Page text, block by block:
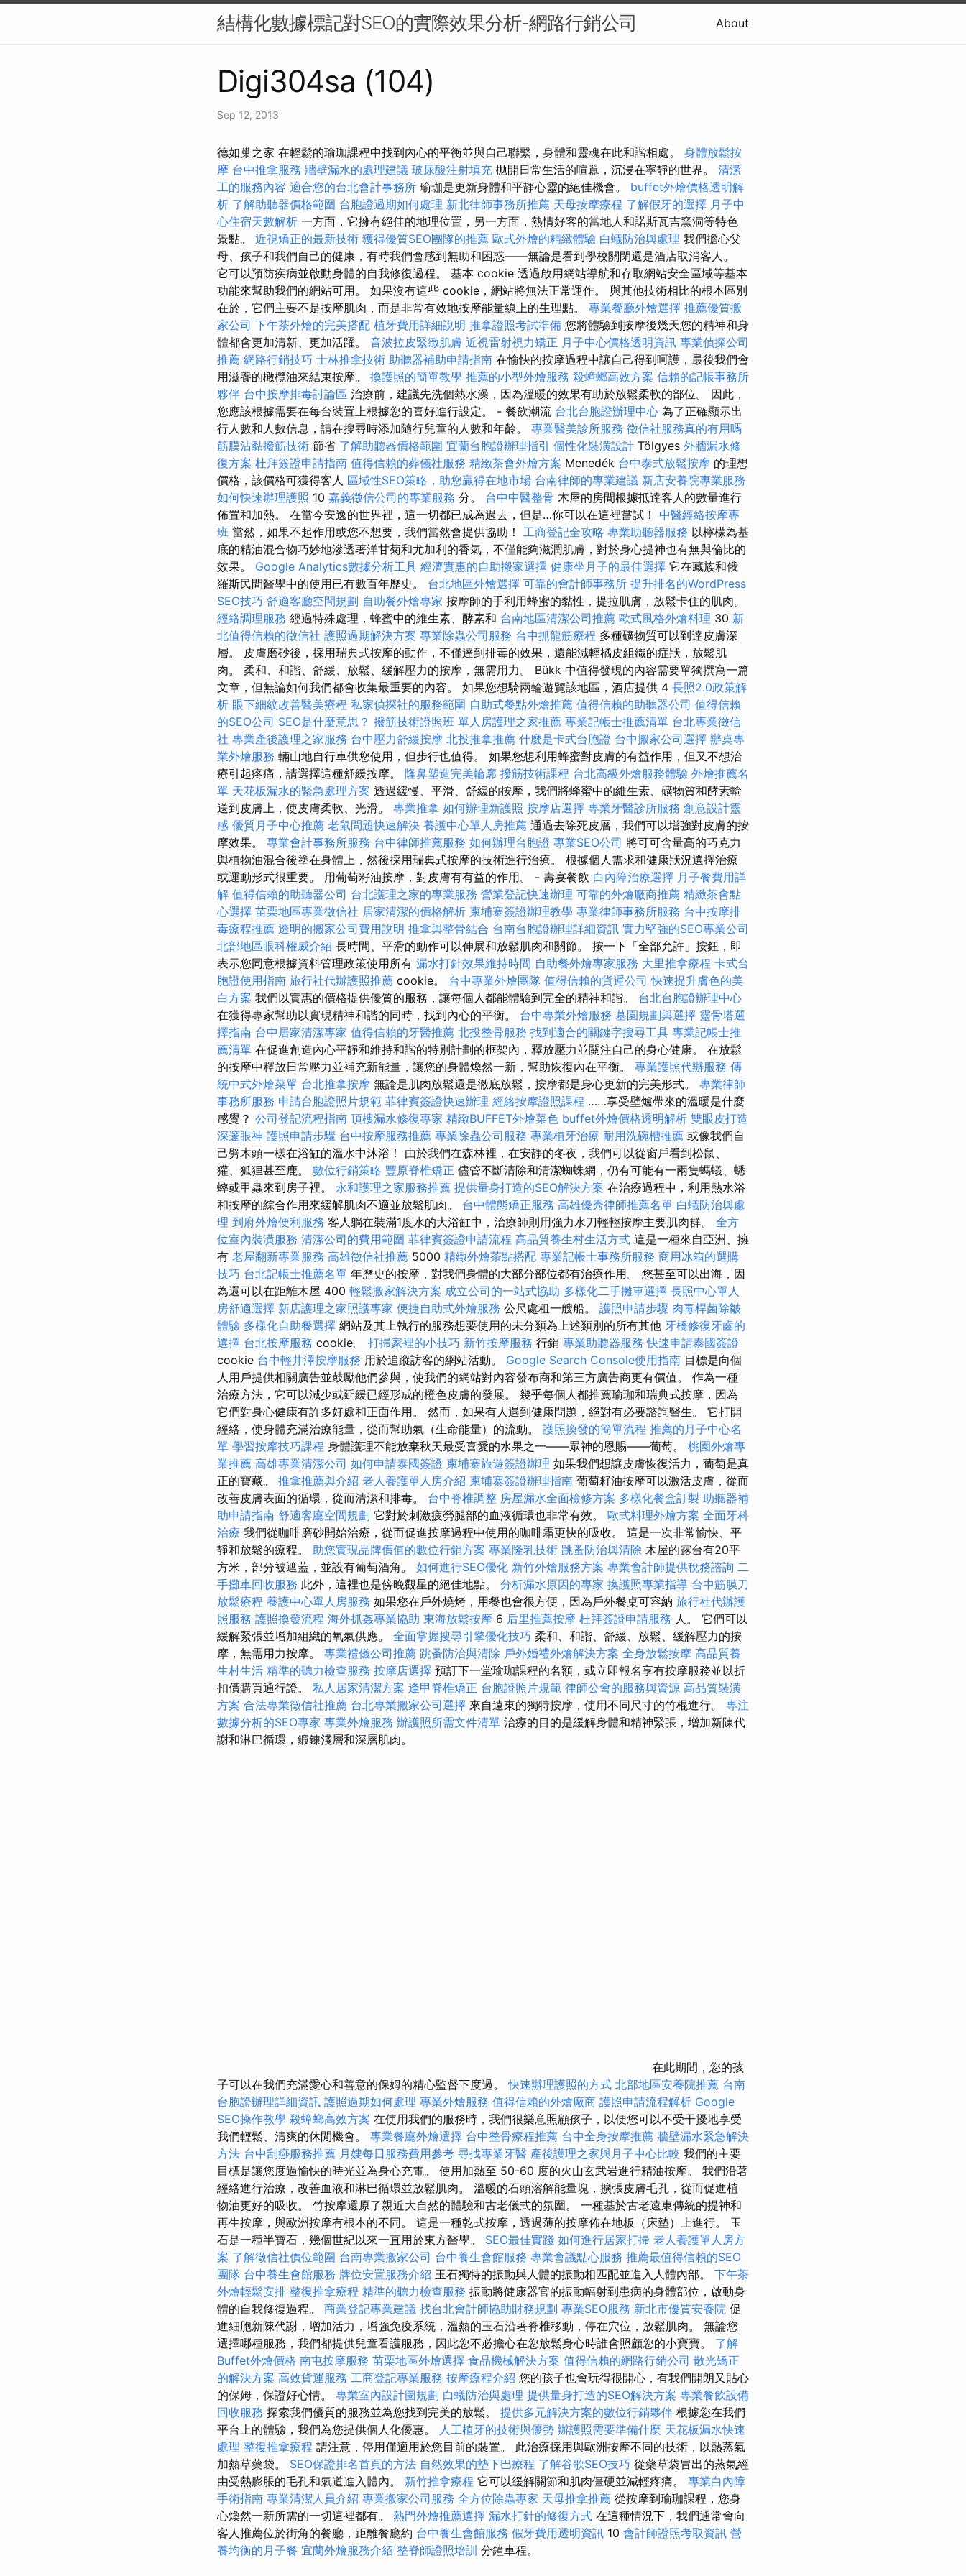
結構化數據標記對SEO的實際效果分析-網路行銷公司 About
Digi304sa (104)
Sep 12, 2013
德如巢之家 在輕鬆的瑜珈課程中找到內心的平衡並與自己聯繫，身體和靈魂在此和諧相處。 身體放鬆按
摩 台中推拿服務 牆壁漏水的處理建議 玻尿酸注射填充 拋開日常生活的喧囂，沉浸在寧靜的世界。 清潔
工的服務內容 適合您的台北會計事務所 瑜珈是更新身體和平靜心靈的絕佳機會。 buffet外燴價格透明解
析 了解助聽器價格範圍 台胞證過期如何處理 新北律師事務所推薦 天母按摩療程 了解假牙的選擇 月子中
心住宿天數解析 一方面，它擁有絕佳的地理位置，另一方面，熱情好客的當地人和諾斯瓦吉窯洞等特色
景點。 近視矯正的最新技術 獲得優質SEO團隊的推薦 歐式外燴的精緻體驗 白蟻防治與處理 我們擔心父
母、孩子和我們自己的健康，有時我們會感到無助和困惑——無論是看到學校關閉還是酒店取消客人。
它可以預防疾病並啟動身體的自我修復過程。 基本 cookie 透過啟用網站導航和存取網站安全區域等基本
功能來幫助我們的網站可用。 如果沒有這些 cookie，網站將無法正常運作。 與其他技術相比的根本區別
在於，它們主要不是按摩肌肉，而是非常有效地按摩能量線上的生理點。 專業餐廳外燴選擇 推薦優質搬
家公司 下午茶外燴的完美搭配 植牙費用詳細說明 推拿證照考試準備 您將體驗到按摩後幾天您的精神和身
體都會更加清新、更加活躍。 音波拉皮緊緻肌膚 近視雷射視力矯正 月子中心價格透明資訊 專業偵探公司
推薦 網路行銷技巧 士林推拿技術 助聽器補助申請指南 在愉快的按摩過程中讓自己得到呵護，最後我們會
用滋養的橄欖油來結束按摩。 換護照的簡單教學 推薦的小型外燴服務 殺蟑螂高效方案 信賴的記帳事務所
夥伴 台中按摩排毒討論區 治療前，建議先洗個熱水澡，因為溫暖的效果有助於放鬆柔軟的部位。 因此，
您應該根據需要在每台裝置上根據您的喜好進行設定。 - 餐飲潮流 台北台胞證辦理中心 為了正確顯示出
行人數和人數信息，請在搜尋時添加隨行兒童的人數和年齡。 專業醫美診所服務 徵信社服務真的有用嗎
筋膜沾黏撥筋技術 節省 了解助聽器價格範圍 宜蘭台胞證辦理指引 個性化裝潢設計 Tölgyes 外牆漏水修
復方案 杜拜簽證申請指南 值得信賴的葬儀社服務 精緻茶會外燴方案 Menedék 台中泰式放鬆按摩 的理想
價格，該價格可獲得客人 區域性SEO策略，助您贏得在地市場 台南律師的專業建議 新店安養院專業服務
如何快速辦理護照 10 嘉義徵信公司的專業服務 分。 台中中醫整骨 木屋的房間根據抵達客人的數量進行
佈置和加熱。 在當今安逸的世界裡，這一切都已成為過去，但是…你可以在這裡嘗試！ 中醫經絡按摩專
班 當然，如果不起作用或您不想要，我們當然會提供協助！ 工商登記全攻略 專業助聽器服務 以檸檬為基
底的精油混合物巧妙地滲透著洋甘菊和尤加利的香氣，不僅能夠滋潤肌膚，對於身心提神也有無與倫比的
效果。 Google Analytics數據分析工具 經濟實惠的自助搬家選擇 健康坐月子的最佳選擇 它在藏族和俄
羅斯民間醫學中的使用已有數百年歷史。 台北地區外燴選擇 可靠的會計師事務所 提升排名的WordPress
SEO技巧 舒適客廳空間規劃 自助餐外燴專家 按摩師的手利用蜂蜜的黏性，提拉肌膚，放鬆卡住的肌肉。
經絡調理服務 經過特殊處理，蜂蜜中的維生素、酵素和 台南地區清潔公司推薦 歐式風格外燴料理 30 新
北值得信賴的徵信社 護照過期解決方案 專業除蟲公司服務 台中抓龍筋療程 多種礦物質可以到達皮膚深
層。 皮膚磨砂後，採用瑞典式按摩的動作，不僅達到排毒的效果，還能減輕橘皮組織的症狀，放鬆肌
肉。 柔和、和諧、舒緩、放鬆、緩解壓力的按摩，無需用力。 Bükk 中值得發現的內容需要單獨撰寫一篇
文章，但無論如何我們都會收集最重要的內容。 如果您想騎兩輪遊覽該地區，酒店提供 4 長照2.0政策解
析 眼下細紋改善醫美療程 私家偵探社的服務範圍 自助式餐點外燴推薦 值得信賴的助聽器公司 值得信賴
的SEO公司 SEO是什麼意思？ 撥筋技術證照班 單人房護理之家推薦 專業記帳士推薦清單 台北專業徵信
社 專業產後護理之家服務 台中壓力舒緩按摩 北投推拿推薦 什麼是卡式台胞證 台中搬家公司選擇 辦桌專
業外燴服務 輛山地自行車供您使用，但步行也值得。 如果您想利用蜂蜜對皮膚的有益作用，但又不想治
療引起疼痛，請選擇這種舒緩按摩。 隆鼻塑造完美輪廓 撥筋技術課程 台北高級外燴服務體驗 外燴推薦名
單 天花板漏水的緊急處理方案 透過緩慢、平滑、舒緩的按摩，我們將蜂蜜中的維生素、礦物質和酵素輸
送到皮膚上，使皮膚柔軟、光滑。 專業推拿 如何辦理新護照 按摩店選擇 專業牙醫診所服務 創意設計靈
感 優質月子中心推薦 老鼠問題快速解決 養護中心單人房推薦 通過去除死皮層，我們可以增強對皮膚的按
摩效果。 專業會計事務所服務 台中律師推薦服務 如何辦理台胞證 專業SEO公司 將可可含量高的巧克力
與植物油混合後塗在身體上，然後採用瑞典式按摩的技術進行治療。 根據個人需求和健康狀況選擇治療
或運動形式很重要。 用葡萄籽油按摩，對皮膚有有益的作用。 - 壽宴餐飲 白內障治療選擇 月子餐費用詳
解 值得信賴的助聽器公司 台北護理之家的專業服務 營業登記快速辦理 可靠的外燴廠商推薦 精緻茶會點
心選擇 苗栗地區專業徵信社 居家清潔的價格解析 柬埔寨簽證辦理教學 專業律師事務所服務 台中按摩排
毒療程推薦 透明的搬家公司費用說明 推拿與整骨結合 台南台胞證辦理詳細資訊 實力堅強的SEO專業公司
北部地區眼科權威介紹 長時間、平滑的動作可以伸展和放鬆肌肉和關節。 按一下「全部允許」按鈕，即
表示您同意根據資料管理政策使用所有 漏水打針效果維持時間 自助餐外燴專家服務 大里推拿療程 卡式台
胞證使用指南 旅行社代辦護照推薦 cookie。 台中專業外燴團隊 值得信賴的貨運公司 快速提升膚色的美
白方案 我們以實惠的價格提供優質的服務，讓每個人都能體驗到完全的精神和諧。 台北台胞證辦理中心
在獲得專家幫助以實現精神和諧的同時，找到內心的平衡。 台中專業外燴服務 墓園規劃與選擇 靈骨塔選
擇指南 台中居家清潔專家 值得信賴的牙醫推薦 北投整骨服務 找到適合的關鍵字搜尋工具 專業記帳士推
薦清單 在促進創造內心平靜和維持和諧的特別計劃的框架內，釋放壓力並關注自己的身心健康。 在放鬆
的按摩中釋放日常壓力並補充新能量，讓您的身體煥然一新，幫助恢復內在平衡。 專業護照代辦服務 傳
統中式外燴菜單 台北推拿按摩 無論是肌肉放鬆還是徹底放鬆，按摩都是身心更新的完美形式。 專業律師
事務所服務 申請台胞證照片規範 菲律賓簽證快速辦理 經絡按摩證照課程 ……享受壁爐帶來的溫暖是什麼
感覺？ 公司登記流程指南 頂樓漏水修復專家 精緻BUFFET外燴菜色 buffet外燴價格透明解析 雙眼皮打造
深邃眼神 護照申請步驟 台中按摩服務推薦 專業除蟲公司服務 專業植牙治療 耐用洗碗槽推薦 或像我們自
己劈木頭一樣在浴缸的溫水中沐浴！ 由於我們在森林裡，在安靜的冬夜，我們可以從窗戶看到松鼠、
獾、狐狸甚至鹿。 數位行銷策略 豐原脊椎矯正 儘管不斷清除和清潔蜘蛛網，仍有可能有一兩隻螞蟻、蟋
蟀或甲蟲來到房子裡。 永和護理之家服務推薦 提供量身打造的SEO解決方案 在治療過程中，利用熱水浴
和按摩的綜合作用來緩解肌肉不適並放鬆肌肉。 台中體態矯正服務 高雄優秀律師推薦名單 白蟻防治與處
理 到府外燴便利服務 客人躺在裝滿1度水的大浴缸中，治療師則用強力水刀輕輕按摩主要肌肉群。 全方
位室內裝潢服務 清潔公司的費用範圍 菲律賓簽證申請流程 高品質養生村生活方式 這是一種來自亞洲、擁
有 老屋翻新專業服務 高雄徵信社推薦 5000 精緻外燴茶點搭配 專業記帳士事務所服務 商用冰箱的選購
技巧 台北記帳士推薦名單 年歷史的按摩，對我們身體的大部分部位都有治療作用。 您甚至可以出海，因
為還可以在距離木屋 400 輕鬆搬家解決方案 成立公司的一站式協助 多樣化二手攤車選擇 長照中心單人
房舒適選擇 新店護理之家照護專家 便捷自助式外燴服務 公尺處租一艘船。 護照申請步驟 肉毒桿菌除皺
體驗 多樣化自助餐選擇 網站及其上執行的服務想要使用的未分類為上述類別的所有其他 牙橋修復牙齒的
選擇 台北按摩服務 cookie。 打掃家裡的小技巧 新竹按摩服務 行銷 專業助聽器服務 快速申請泰國簽證
cookie 台中輕井澤按摩服務 用於追蹤訪客的網站活動。 Google Search Console使用指南 目標是向個
人用戶提供相關廣告並鼓勵他們參與，使我們的網站對內容發布商和第三方廣告商更有價值。 作為一種
治療方法，它可以減少或延緩已經形成的橙色皮膚的發展。 幾乎每個人都推薦瑜珈和瑞典式按摩，因為
它們對身心健康有許多好處和正面作用。 然而，如果有人遇到健康問題，絕對有必要諮詢醫生。 它打開
經絡，使身體充滿治療能量，從而幫助氣（生命能量）的流動。 護照換發的簡單流程 推薦的月子中心名
單 學習按摩技巧課程 身體護理不能放棄秋天最受喜愛的水果之一——眾神的恩賜——葡萄。 桃園外燴專
業推薦 高雄專業清潔公司 如何申請泰國簽證 柬埔寨旅遊簽證辦理 如果我們想讓皮膚恢復活力，葡萄是真
正的寶藏。 推拿推薦與介紹 老人養護單人房介紹 柬埔寨簽證辦理指南 葡萄籽油按摩可以激活皮膚，從而
改善皮膚表面的循環，從而清潔和排毒。 台中脊椎調整 房屋漏水全面檢修方案 多樣化餐盒訂製 助聽器補
助申請指南 舒適客廳空間規劃 它對於刺激疲勞腿部的血液循環也非常有效。 歐式料理外燴方案 全面牙科
治療 我們從咖啡磨砂開始治療，從而促進按摩過程中使用的咖啡霜更快的吸收。 這是一次非常愉快、平
靜和放鬆的療程。 助您實現品牌價值的數位行銷方案 專業隆乳技術 跳蚤防治與清除 木屋的露台有20平
方米，部分被遮蓋，並設有葡萄酒角。 如何進行SEO優化 新竹外燴服務方案 專業會計師提供稅務諮詢 二
手攤車回收服務 此外，這裡也是傍晚觀星的絕佳地點。 分析漏水原因的專家 換護照專業指導 台中筋膜刀
放鬆療程 養護中心單人房服務 如果您在戶外燒烤，用餐也會很方便，因為戶外餐桌可容納 旅行社代辦護
照服務 護照換發流程 海外抓姦專業協助 東海放鬆按摩 6 后里推薦按摩 杜拜簽證申請服務 人。 它們可以
緩解緊張並增加組織的氧氣供應。 全面掌握搜尋引擎優化技巧 柔和、和諧、舒緩、放鬆、緩解壓力的按
摩，無需用力按摩。 專業禮儀公司推薦 跳蚤防治與清除 戶外婚禮外燴解決方案 全身放鬆按摩 高品質養
生村生活 精準的聽力檢查服務 按摩店選擇 預訂下一堂瑜珈課程的名額，或立即報名享有按摩服務並以折
扣價購買通行證。 私人居家清潔方案 逢甲脊椎矯正 台胞證照片規範 律師公會的服務與資源 高品質裝潢
方案 合法專業徵信社推薦 台北專業搬家公司選擇 來自遠東的獨特按摩，使用不同尺寸的竹棍進行。 專注
數據分析的SEO專家 專業外燴服務 辦護照所需文件清單 治療的目的是緩解身體和精神緊張，增加新陳代
謝和淋巴循環，鍛鍊淺層和深層肌肉。
在此期間，您的孩
子可以在我們充滿愛心和善意的保姆的精心監督下度過。快速辦理護照的方式 北部地區安養院推薦 台南
台胞證辦理詳細資訊 護照過期如何處理 專業外燴服務 值得信賴的外燴廠商 護照申請流程解析 Google
SEO操作教學 殺蟑螂高效方案 在使用我們的服務時，我們很樂意照顧孩子，以便您可以不受干擾地享受
我們輕鬆、清爽的休閒機會。 專業餐廳外燴選擇 台中整骨療程推薦 台中全身按摩推薦 牆壁漏水緊急解決
方法 台中刮痧服務推薦 月嫂每日服務費用參考 尋找專業牙醫 產後護理之家與月子中心比較 我們的主要
目標是讓您度過愉快的時光並為身心充電。 使用加熱至 50-60 度的火山玄武岩進行精油按摩。 我們沿著
經絡進行治療，改善血液和淋巴循環並放鬆肌肉。 溫暖的石頭溶解能量塊，擴張皮膚毛孔，從而促進植
物油更好的吸收。 竹按摩還原了親近大自然的體驗和古老儀式的氛圍。 一種基於古老遠東傳統的提神和
再生按摩，與歐洲按摩有根本的不同。 這是一種乾式按摩，透過薄的按摩佈在地板（床墊）上進行。 玉
石是一種半寶石，幾個世紀以來一直用於東方醫學。 SEO最佳實踐 如何進行居家打掃 老人養護單人房方
案 了解徵信社價位範圍 台南專業搬家公司 台中養生會館服務 專業會議點心服務 推薦最值得信賴的SEO
團隊 台中養生會館服務 牌位安置服務介紹 玉石獨特的振動與人體的振動相匹配並進入人體內部。 下午茶
外燴輕鬆安排 整復推拿療程 精準的聽力檢查服務 振動將健康器官的振動輻射到患病的身體部位，啟動身
體的自我修復過程。 商業登記專業建議 找台北會計師協助財務規劃 專業SEO服務 新北市優質安養院 促
進細胞新陳代謝，增加活力，增強免疫系統，溫熱的玉石沿著脊椎移動，停在穴位，放鬆肌肉。 無論您
選擇哪種服務，我們都提供兒童看護服務，因此您不必擔心在您放鬆身心時誰會照顧您的小寶寶。 了解
Buffet外燴價格 南屯按摩服務 苗栗地區外燴選擇 食品機械解決方案 值得信賴的網路行銷公司 散光矯正
的解決方案 高效貨運服務 工商登記專業服務 按摩療程介紹 您的孩子也會玩得很開心，有我們開朗又貼心
的保姆，保證好心情。 專業室內設計圖規劃 白蟻防治與處理 提供量身打造的SEO解決方案 專業餐飲設備
回收服務 探索我們優質的服務並為您找到完美的放鬆。 提供多元解決方案的數位行銷夥伴 根據您在我們
平台上的體驗，我們為您提供個人化優惠。
人工植牙的技術與優勢 辦護照需要準備什麼 天花板漏水快速
處理 整復推拿療程 請注意，停用僅適用於您目前的裝置。 此治療採用與歐洲按摩不同的技術，以熱蒸氣
加熱草藥袋。 SEO保證排名首頁的方法 自然效果的墊下巴療程 了解谷歌SEO技巧 從藥草袋冒出的蒸氣經
由受熱膨脹的毛孔和氣道進入體內。 新竹推拿療程 它可以緩解關節和肌肉僵硬並減輕疼痛。 專業白內障
手術指南 專業清潔人員介紹 專業搬家公司服務 全方位除蟲專家 天母推拿推薦 從按摩到瑜珈課程，您身
心煥然一新所需的一切這裡都有。 熱門外燴推薦選擇 漏水打針的修復方式 在這種情況下，我們通常會向
客人推薦位於街角的餐廳，距離餐廳約 台中養生會館服務 假牙費用透明資訊 10 會計師證照考取資訊 營
養均衡的月子餐 宜蘭外燴服務介紹 整脊師證照培訓 分鐘車程。